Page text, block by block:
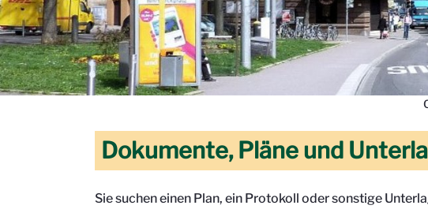
Dokumente, Pläne und
Sie suchen einen Plan, ein Protokoll oder sonstige